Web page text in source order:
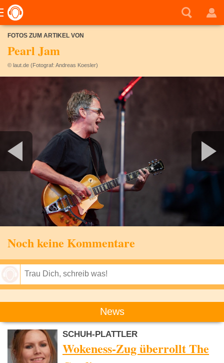
FOTOS ZUM ARTIKEL VON
Pearl Jam
© laut.de (Fotograf: Andreas Koesler)
Noch keine Kommentare
News
SCHUH-PLATTLER
Wokeness-Zug überrollt The